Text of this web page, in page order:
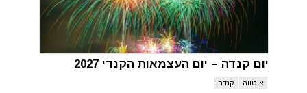
יום קנדה – יום העצמאות הקנדי 2027
אוטווה קנדה